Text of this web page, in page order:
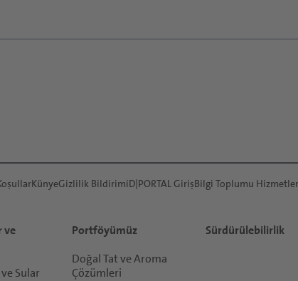
KünyeGizlilik BildirimiD|PORTAL GirişBilgi Toplumu
ve
Sular
Portföyümüz
Doğal Tat ve Aroma
Çözümleri
Sürdürülebilirlik